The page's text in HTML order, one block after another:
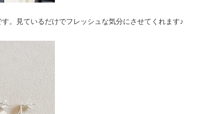
。見ているだけでフレッシュな気分にさせてくれます♪